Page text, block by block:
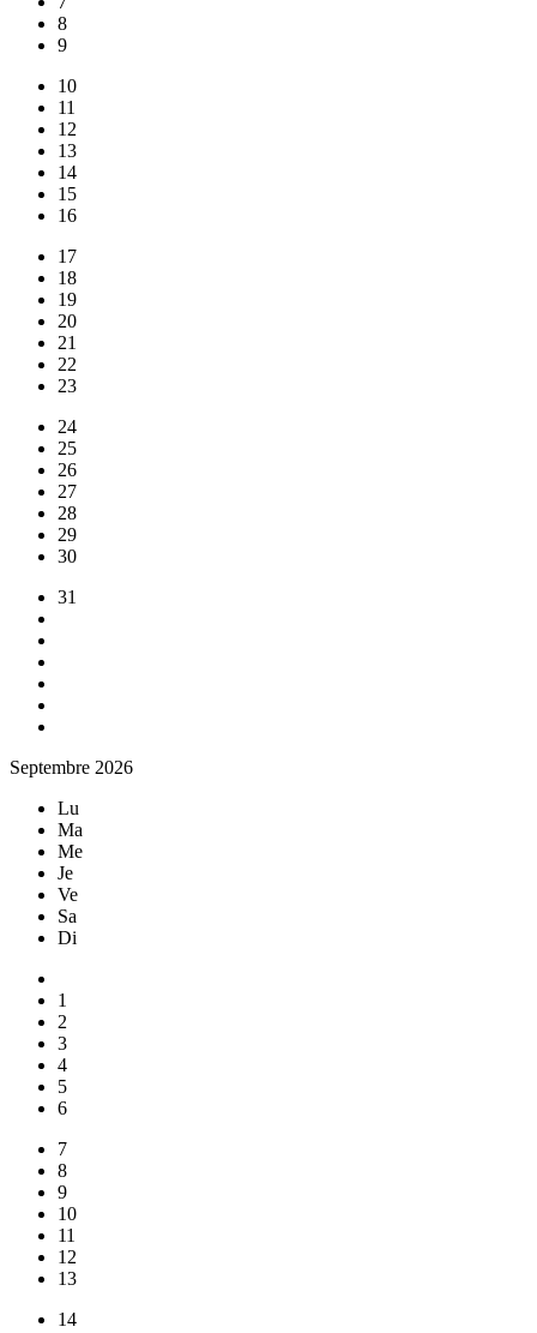
8
9
10
11
12
13
14
15
16
17
18
19
20
21
22
23
24
25
26
27
28
29
30
31
Septembre 2026
Lu
Ma
Me
Je
Ve
Sa
Di
1
2
3
4
5
6
7
8
9
10
11
12
13
14